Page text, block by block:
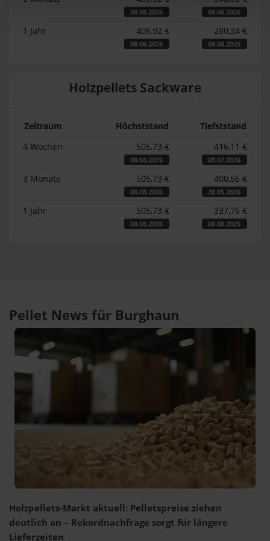
08.08.2026 08.06.2026
1 Jahr 406,92 €
08.08.2026
280,34 €
08.08.2025
Holzpellets Sackware
Zeitraum Höchststand
Tiefststand
4 Wochen
505,73 €
08.08.2026
416,11 €
09.07.2026
3 Monate 505,73 €
08.08.2026
400,56 €
28.05.2026
1 Jahr 505,73 €
08.08.2026
337,76 €
08.08.2025
Pellet News für Burghaun
Holzpellets-Markt aktuell: Pelletspreise ziehen
deutlich an – Rekordnachfrage sorgt für längere
Lieferzeiten